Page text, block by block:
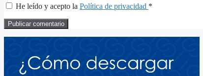
He leído y acepto la Política de privacidad *